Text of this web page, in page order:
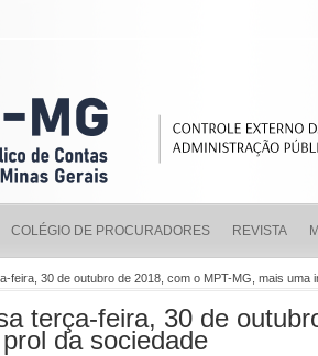
COLÉGIO DE PROCURADORES REVISTA
feira, 30 de outubro de 2018, com o MPT-MG, mais uma
terça-feira, 30 de
da sociedade